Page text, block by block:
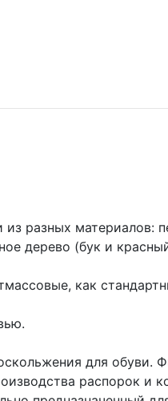
разных материалов:
дерево (бук и
как
для обуви.
распорок и